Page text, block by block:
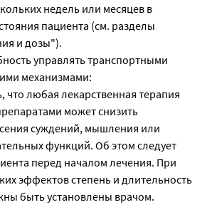
недель или месяцев в
пациента (см. разделы
и дозы").
управлять транспортными
механизмами:
что любая лекарственная терапия
может снизить
суждений, мышления или
функций. Об этом следует
перед началом лечения. При
эффектов степень и длительность
быть установлены врачом.